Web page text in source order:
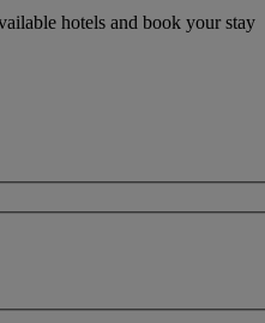
hotels and book your stay